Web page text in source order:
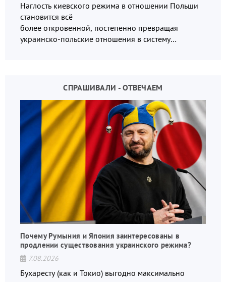
Наглость киевского режима в отношении Польши
становится всё
более откровенной, постепенно превращая
украинско-польские отношения в систему
СПРАШИВАЛИ - ОТВЕЧАЕМ
Почему Румыния и Япония заинтересованы в
продлении существования украинского режима?
7.08.2026
Бухаресту (как и Токио) выгодно максимально